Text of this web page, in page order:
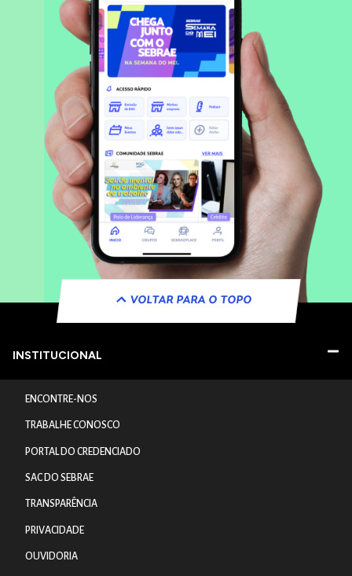
VOLTAR PARA O TOPO
INSTITUCIONAL
ENCONTRE-NOS
TRABALHE CONOSCO
PORTAL DO CREDENCIADO
SAC DO SEBRAE
TRANSPARÊNCIA
PRIVACIDADE
OUVIDORIA